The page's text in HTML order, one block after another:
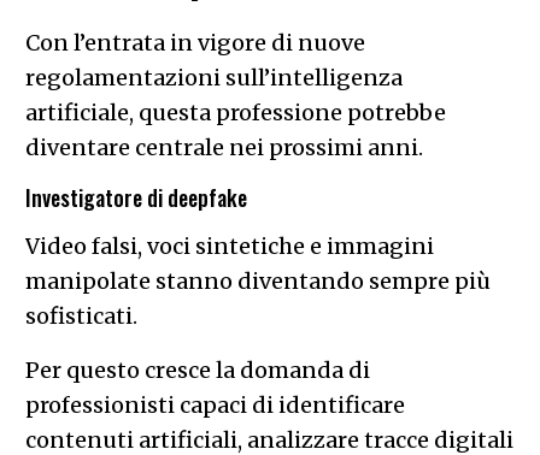
Con l’entrata in vigore di nuove
regolamentazioni sull’intelligenza
artificiale, questa professione potrebbe
diventare centrale nei prossimi anni.
Investigatore di deepfake
Video falsi, voci sintetiche e immagini
manipolate stanno diventando sempre più
sofisticati.
Per questo cresce la domanda di
professionisti capaci di identificare
contenuti artificiali, analizzare tracce digitali